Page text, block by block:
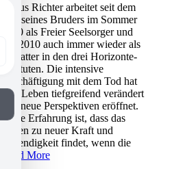
Lupus Richterarbeitet seit dem
Tod seines Bruders im Sommer
2000 als Freier Seelsorger und
seit 2010 auch immer wieder als
Bestatter in den drei Horizonte-
Instituten. Die intensive
Beschäftigung mit dem Tod hat
sein Leben tiefgreifend verändert
und neue Perspektiven eröffnet.
Seine Erfahrung ist, dass das
Leben zu neuer Kraft und
Lebendigkeit findet, wenn die
Read More